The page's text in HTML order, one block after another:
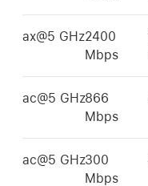
ax@5 GHz2400
Mbps
ac@5 GHz866
Mbps
ac@5 GHz300
Mbps